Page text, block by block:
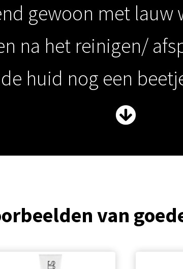
gewoon met lauw
na het reinigen/
huid nog een
van